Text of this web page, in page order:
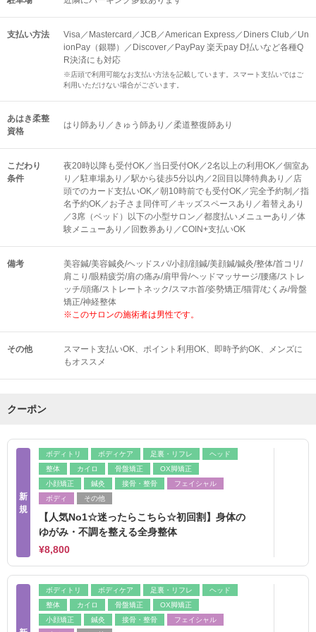
支払い方法
Visa／Mastercard／JCB／American Express／Diners Club／Un
ionPay（銀聯）／Discover／PayPay 楽天pay D払いなど各種Q
R決済にも対応
※店頭で利用可能なお支払い方法を記載しています。スマート支払いではご
利用いただけない場合がございます。
あはき柔整
資格
はり師あり／きゅう師あり／柔道整復師あり
こだわり
条件
夜20時以降も受付OK／当日受付OK／2名以上の利用OK／個室あ
り／駐車場あり／駅から徒歩5分以内／2回目以降特典あり／店
頭でのカード支払いOK／朝10時前でも受付OK／完全予約制／指
名予約OK／お子さま同伴可／キッズスペースあり／着替えあり
／3席（ベッド）以下の小型サロン／都度払いメニューあり／体
験メニューあり／回数券あり／COIN+支払いOK
備考
美容鍼/美容鍼灸/ヘッドスパ/小顔/顔鍼/美顔鍼/鍼灸/整体/首コリ/
肩こり/眼精疲労/肩の痛み/肩甲骨/ヘッドマッサージ/腰痛/ストレ
ッチ/頭痛/ストレートネック/スマホ首/姿勢矯正/猫背/むくみ/骨盤
矯正/神経整体
※このサロンの施術者は男性です。
その他 スマート支払いOK ポイント利用OK 即時予約OK
メンズに
もオススメ
クーポン
新
規
ボディトリ ボディケア 足裏・リフレ
ヘッド
整体
カイロ 骨盤矯正
OX脚矯正
小顔矯正
鍼灸 接骨・整骨
フェイシャル
ボディ
その他
【人気No1☆迷ったらこちら☆初回割】身体の
ゆがみ・不調を整える全身整体
¥8,800
ボディトリ ボディケア 足裏・リフレ
ヘッド
整体
カイロ 骨盤矯正
OX脚矯正
小顔矯正
鍼灸 接骨・整骨
フェイシャル